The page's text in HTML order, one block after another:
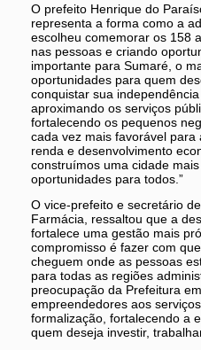
O prefeito Henrique do
representa a forma como a
escolheu comemorar os 158
nas pessoas e criando
importante para Sumaré, o
oportunidades para quem
conquistar sua
aproximando os serviços
fortalecendo os pequenos
cada vez mais favorável para
renda e desenvolvimento
construímos uma cidade
oportunidades para todos.”
O vice-prefeito e secretário
Farmácia, ressaltou que a
fortalece uma gestão mais
compromisso é fazer com
cheguem onde as pessoas
para todas as regiões
preocupação da Prefeitura
empreendedores aos
formalização, fortalecendo a
quem deseja investir,